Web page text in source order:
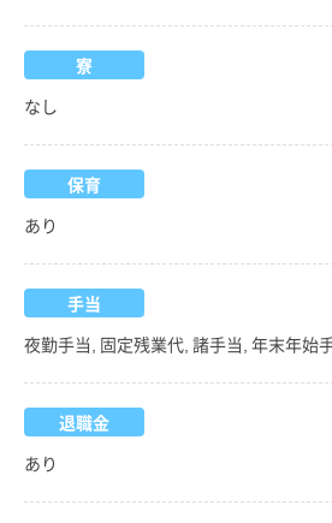
寮
なし
保育
あり
手当
夜勤手当, 固定残業代, 諸手当, 年末年始
退職金
あり